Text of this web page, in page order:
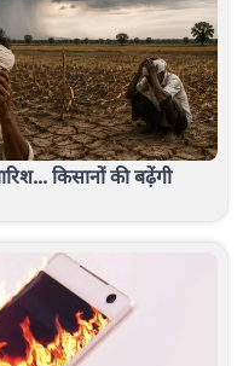
किसानों की बढ़ेंगी